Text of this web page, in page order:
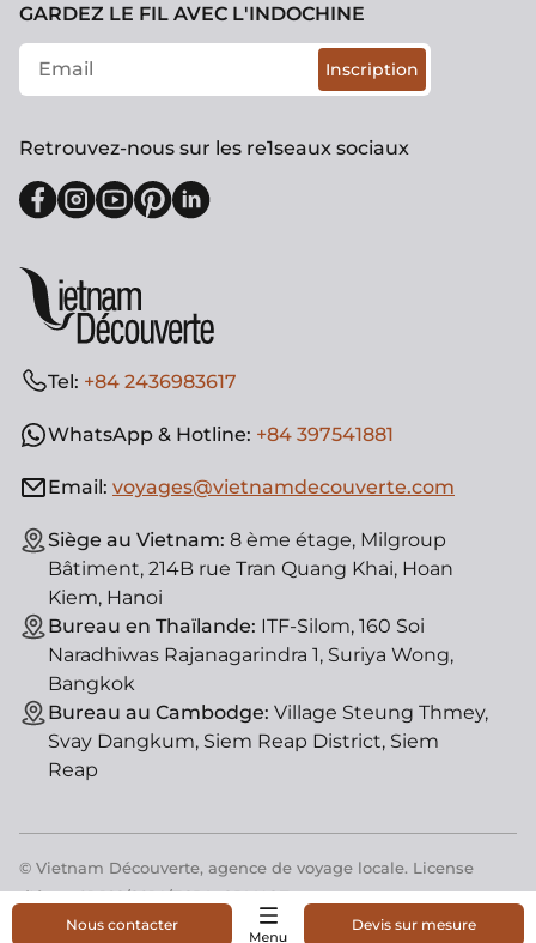
Nous contacter Devis sur mesure
Tel: +84 2436983617
WhatsApp & Hotline: +84 397541881
Email: voyages@vietnamdecouverte.com
Siège au Vietnam: 8 ème étage, Milgroup
Bâtiment, 214B rue Tran Quang Khai, Hoan
Kiem, Hanoi
Bureau en Thaïlande: ITF-Silom, 160 Soi
Naradhiwas Rajanagarindra 1, Suriya Wong,
Bangkok
Bureau au Cambodge: Village Steung Thmey,
Svay Dangkum, Siem Reap District, Siem
Reap
GARDEZ LE FIL AVEC L'INDOCHINE
Inscription
Retrouvez-nous sur les re1seaux sociaux
© Vietnam Découverte, agence de voyage locale. License
d'état : 01-182/2014/TCDL-GPLHQT